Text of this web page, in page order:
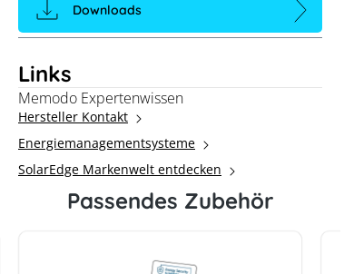
SolarEdge Home Warmwasserpaket
mit Heizstab Elektropoliert 3kW (ohne
Sensor)
Links
Memodo Expertenwissen
Hersteller Kontakt
Energiemanagementsysteme
SolarEdge Markenwelt entdecken
Downloads
Passendes Zubehör